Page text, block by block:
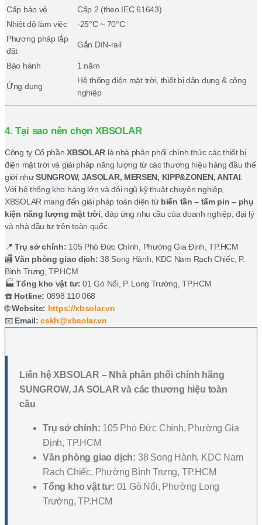
Cấp bảo vệ
Cấp 2 (theo IEC 61643)
Nhiệt độ làm việc
-25°C ~ 70°C
Phương pháp lắp
đặt
Gắn DIN-rail
Bảo hành 1 năm
Ứng dụng
Hệ thống điện mặt trời, thiết bị dân dụng & công
nghiệp
4. Tại sao nên chọn XBSOLAR
Công ty Cổ phầnXBSOLAR là nhà phân phối chính thức các thiết bị
điện mặt trời và giải pháp năng lượng từ các thương hiệu hàng đầu thế
giới nhưSUNGROW, JASOLAR, MERSEN, KIPP&ZONEN, ANTAI
Với hệ thống kho hàng lớn và đội ngũ kỹ thuật chuyên nghiệp,
XBSOLAR mang đến giải pháp toàn diện từ biến tần – tấm pin – phụ
kiện năng lượng mặt trời , đáp ứng nhu cầu của doanh nghiệp, đại lý
và nhà đầu tư trên toàn quốc.
📍Trụ sở chính: 105 Phó Đức Chính, Phường Gia Định, TP.HCM
🏬Văn phòng giao dịch: 38 Song Hành, KDC Nam Rạch Chiếc, P.
Bình Trưng, TP.HCM
🏭Tổng kho vật tư: 01 Gò Nổi, P. Long Trường, TP.HCM
☎️ Hotline: 0898 110 068
🌐Website: https://xbsolar.vn
📧 Email: cskh@xbsolar.vn
Liên hệ XBSOLAR – Nhà phân phối chính hãng
SUNGROW, JA SOLAR và các thương hiệu toàn
cầu
Trụ sở chính: 105 Phó Đức Chính, Phường Gia
Định, TP.HCM
Văn phòng giao dịch: 38 Song Hành, KDC Nam
Rạch Chiếc, Phường Bình Trưng, TP.HCM
Tổng kho vật tư: 01 Gò Nổi, Phường Long
Trường, TP.HCM